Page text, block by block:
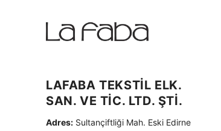
LAFABA TEKSTİL ELK.
SAN. VE TİC. LTD. ŞTİ.
Adres: Sultançiftliği Mah. Eski Edirne